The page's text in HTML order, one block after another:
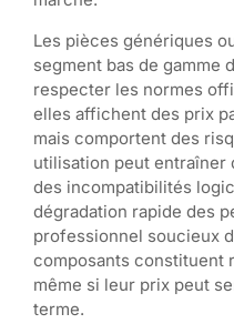
Les pièces génériques
segment bas de gamme
respecter les normes
elles affichent des prix
mais comportent des
utilisation peut entraîner
des incompatibilités
dégradation rapide des
professionnel soucieux
composants constituent
même si leur prix peut
terme.